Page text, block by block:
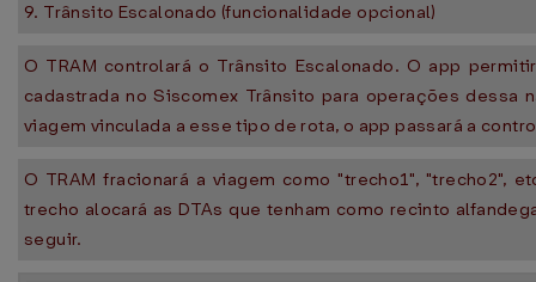
9. Trânsito Escalonado (funcionalidade opcional)
O TRAM controlará o Trânsito Escalonado. O app
cadastrada no Siscomex Trânsito para operações dessa
viagem vinculada a esse tipo de rota, o app passará a
O TRAM fracionará a viagem como "trecho1", "trecho2",
trecho alocará as DTAs que tenham como recinto
seguir.